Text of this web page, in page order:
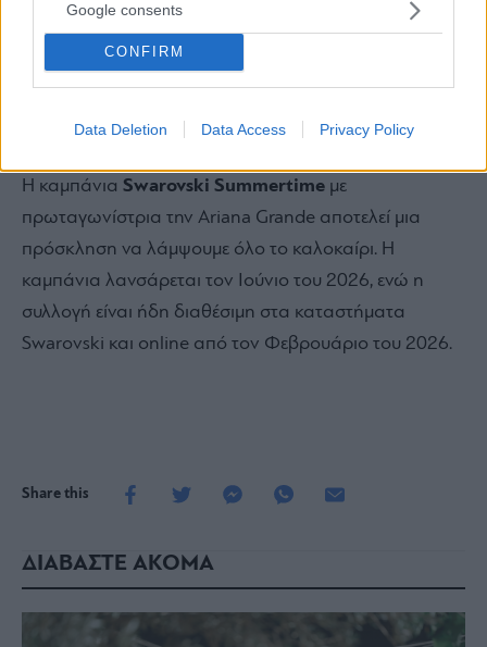
Google consents
CONFIRM
Data Deletion Data Access Privacy Policy
Η καμπάνια Swarovski Summertime με
πρωταγωνίστρια την Ariana Grande αποτελεί μια
πρόσκληση να λάμψουμε όλο το καλοκαίρι. Η
καμπάνια λανσάρεται τον Ιούνιο του 2026, ενώ η
συλλογή είναι ήδη διαθέσιμη στα καταστήματα
Swarovski και online από τον Φεβρουάριο του 2026.
Share this
ΔΙΑΒΑΣΤΕ ΑΚΟΜΑ